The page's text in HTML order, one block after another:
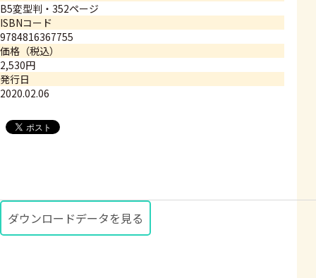
B5変型判・352ページ
ISBNコード
9784816367755
価格（税込）
2,530円
発行日
2020.02.06
ダウンロードデータを見る